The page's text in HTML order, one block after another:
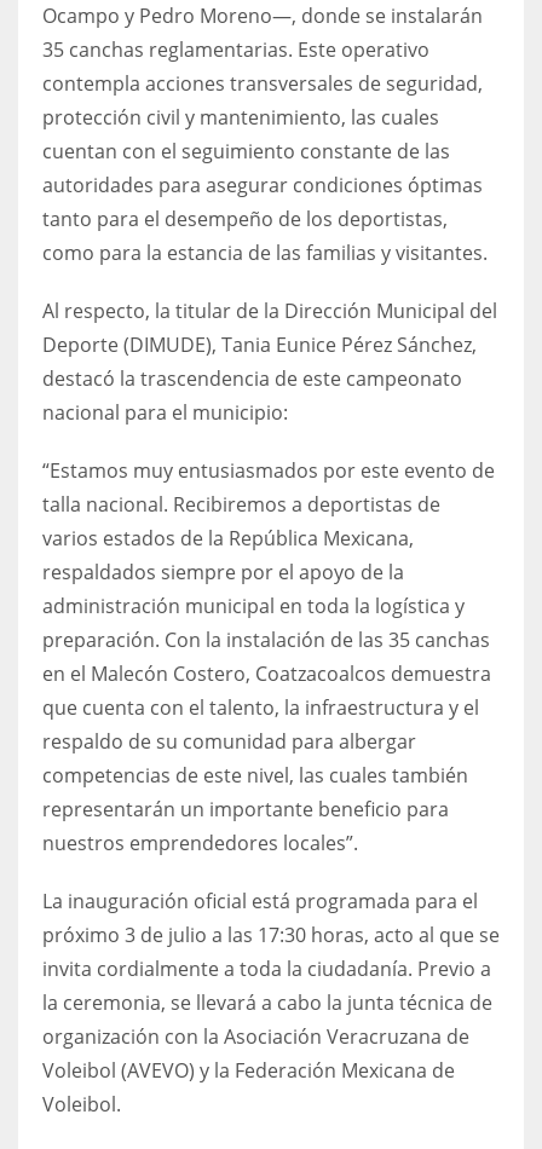
Ocampo y Pedro Moreno—, donde se instalarán
35 canchas reglamentarias. Este operativo
contempla acciones transversales de seguridad,
protección civil y mantenimiento, las cuales
cuentan con el seguimiento constante de las
autoridades para asegurar condiciones óptimas
tanto para el desempeño de los deportistas,
como para la estancia de las familias y visitantes.
Al respecto, la titular de la Dirección Municipal del
Deporte (DIMUDE), Tania Eunice Pérez Sánchez,
destacó la trascendencia de este campeonato
nacional para el municipio:
“Estamos muy entusiasmados por este evento de
talla nacional. Recibiremos a deportistas de
varios estados de la República Mexicana,
respaldados siempre por el apoyo de la
administración municipal en toda la logística y
preparación. Con la instalación de las 35 canchas
en el Malecón Costero, Coatzacoalcos demuestra
que cuenta con el talento, la infraestructura y el
respaldo de su comunidad para albergar
competencias de este nivel, las cuales también
representarán un importante beneficio para
nuestros emprendedores locales”.
La inauguración oficial está programada para el
próximo 3 de julio a las 17:30 horas, acto al que se
invita cordialmente a toda la ciudadanía. Previo a
la ceremonia, se llevará a cabo la junta técnica de
organización con la Asociación Veracruzana de
Voleibol (AVEVO) y la Federación Mexicana de
Voleibol.